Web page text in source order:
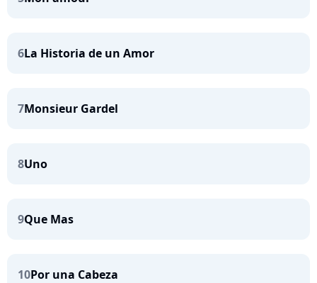
6La Historia de un Amor
7Monsieur Gardel
8Uno
9Que Mas
10Por una Cabeza